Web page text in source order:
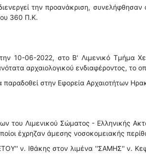
την προανάκριση,
360 Π.Κ.
10-06-2022, στο Β' Λιμενικό Τμήμα
αρχαιολογικού ενδιαφέροντος, το
παραδοθεί στην Εφορεία Αρχαιοτήτων
του Λιμενικού Σώματος - Ελληνικής
έχρηζαν άμεσης νοσοκομειακής
ν. Ιθάκης στον λιμένα ''ΣΑΜΗΣ'' ν.